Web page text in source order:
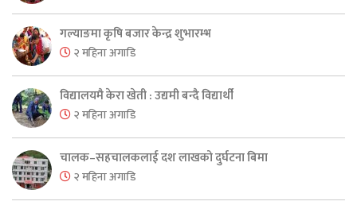
गल्याङमा कृषि बजार केन्द्र शुभारम्भ
२ महिना अगाडि
विद्यालयमै केरा खेती : उद्यमी बन्दै विद्यार्थी
२ महिना अगाडि
चालक–सहचालकलाई दश लाखको दुर्घटना बिमा
२ महिना अगाडि